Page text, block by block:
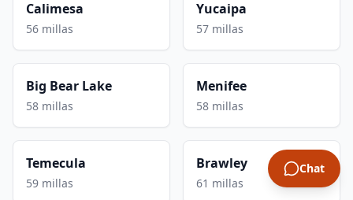
Calimesa
56 millas
Yucaipa
57 millas
Big Bear Lake
58 millas
Menifee
58 millas
Temecula
59 millas
Brawley
61 millas
Chat